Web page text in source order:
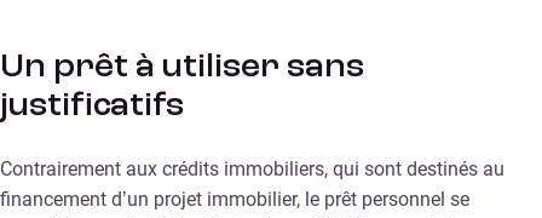
Un prêt à utiliser sans
justificatifs
Contrairement aux crédits immobiliers, qui sont destinés au
financement d’un projet immobilier, le prêt personnel se